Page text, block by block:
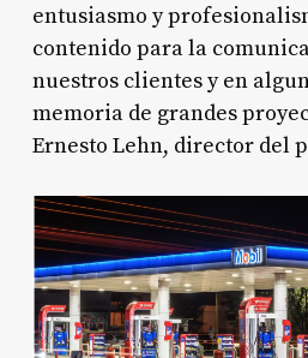
entusiasmo y
contenido para la
nuestros clientes y en
memoria de grandes
Ernesto Lehn, director del